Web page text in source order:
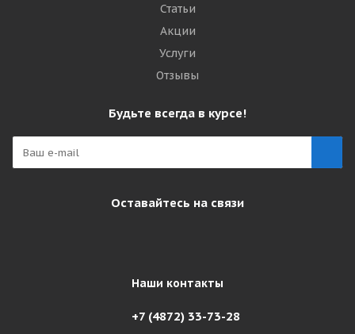
Статьи
Акции
Услуги
Отзывы
Будьте всегда в курсе!
Оставайтесь на связи
Наши контакты
+7 (4872) 33-73-28